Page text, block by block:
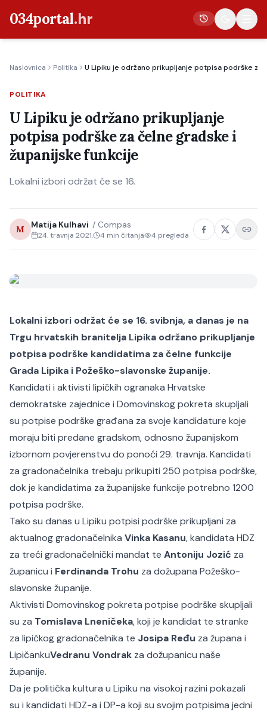
034portal.hr
Crna kronika
Poljoprivreda
Politika
Gospodarstvo
Život
Kultura
Sport
Naslovnica Politika U Lipiku je održano prikupljanje potpisa podrške za
POLITIKA
U Lipiku je održano prikupljanje
potpisa podrške za čelne gradske i
županijske funkcije
Lokalni izbori održat će se 16.
M Matija Kulhavi / Compas
24. travnja 2021. 4 min čitanja 4 pregleda
Lokalni izbori održat će se 16. svibnja, a danas je na
Trgu hrvatskih branitelja Lipika održano prikupljanje
potpisa podrške kandidatima za čelne funkcije
Grada Lipika i Požeško-slavonske županije.
Kandidati i aktivisti lipičkih ogranaka Hrvatske
demokratske zajednice i Domovinskog pokreta skupljali
su potpise podrške građana za svoje kandidature koje
moraju biti predane gradskom, odnosno županijskom
izbornom povjerenstvu do ponoći 29. travnja. Kandidati
za gradonačelnika trebaju prikupiti 250 potpisa podrške,
dok je kandidatima za županijske funkcije potrebno 1200
potpisa podrške.
Tako su danas u Lipiku potpisi podrške prikupljani za
aktualnog gradonačelnika Vinka Kasanu, kandidata HDZ
za treći gradonačelnički mandat te Antoniju Jozić za
županicu i Ferdinanda Trohu za dožupana Požeško-
slavonske županije.
Aktivisti Domovinskog pokreta potpise podrške skupljali
su za Tomislava Lneničeka, koji je kandidat te stranke
za lipičkog gradonačelnika te Josipa Ređu za župana i
LipičankuVedranu Vondrak za dožupanicu naše
županije.
Da je politička kultura u Lipiku na visokoj razini pokazali
su i kandidati HDZ-a i DP-a koji su svojim potpisima jedni